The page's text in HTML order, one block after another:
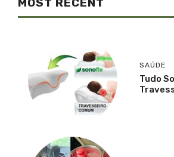
SAÚDE
Tudo